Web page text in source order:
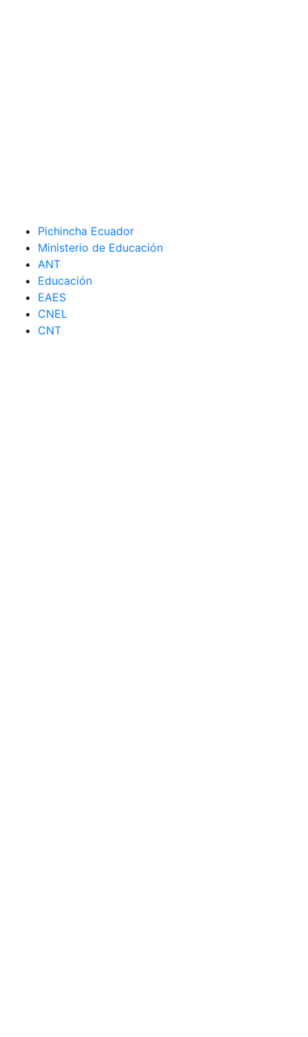
Pichincha Ecuador
Ministerio de Educación
ANT
Educación
EAES
CNEL
CNT